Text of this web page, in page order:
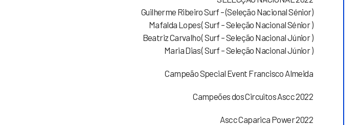
Guilherme Ribeiro Surf – (Seleção Nacional Sénior)
Mafalda Lopes ( Surf – Seleção Nacional Sénior )
Beatriz Carvalho ( Surf – Seleção Nacional Júnior )
Maria Dias ( Surf – Seleção Nacional Júnior )
Campeão Special Event Francisco Almeida
Campeões dos Circuitos Ascc 2022
Ascc Caparica Power 2022